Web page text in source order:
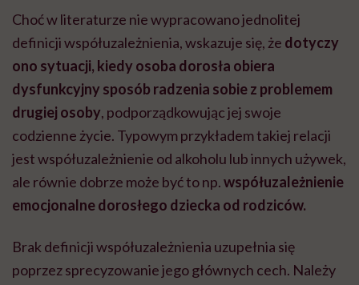
Choć w literaturze nie wypracowano jednolitej
definicji współuzależnienia, wskazuje się, że dotyczy
ono sytuacji, kiedy osoba dorosła obiera
dysfunkcyjny sposób radzenia sobie z problemem
drugiej osoby, podporządkowując jej swoje
codzienne życie. Typowym przykładem takiej relacji
jest współuzależnienie od alkoholu lub innych używek,
ale równie dobrze może być to np.współuzależnienie
emocjonalne dorosłego dziecka od rodziców.
Brak definicji współuzależnienia uzupełnia się
poprzez sprecyzowanie jego głównych cech. Należy